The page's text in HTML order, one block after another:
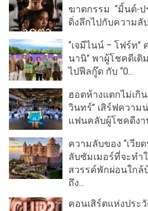
ฆาตกรรม “มิ้นต์-ป
ดิ่งลึกไปกับความลั
“เจมีไนน์ – โฟร์ท”
นานิ” พาผู้โชคดีเ
ไปฟีลกู๊ด กับ “O...
ฮอตห้างแตกไม่เกิ
วินทร์” เสิร์ฟความ
แฟนคลับผู้โชคดีงา
ความลับของ “เวีย
ลับซัมเมอร์ที่จะท
สวรรค์พักผ่อนใกล้
ถึง...
คอนเสิร์ตแห่งประ